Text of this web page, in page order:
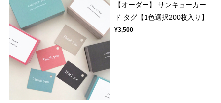
【オーダー】 サンキューカー
ド タグ【1色選択200枚入り】
¥3,500